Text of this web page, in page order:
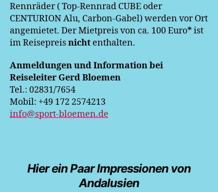
Rennräder ( Top-Rennrad CUBE oder
CENTURION Alu, Carbon-Gabel) werden vor Ort
angemietet. Der Mietpreis von ca. 100 Euro*ist
im Reisepreisnicht enthalten.
Anmeldungen und Information bei
Reiseleiter Gerd Bloemen
Tel.: 02831/7654
Mobil: +49 172 2574213
info@sport-bloemen.de
Hier ein Paar Impressionen von
Andalusien